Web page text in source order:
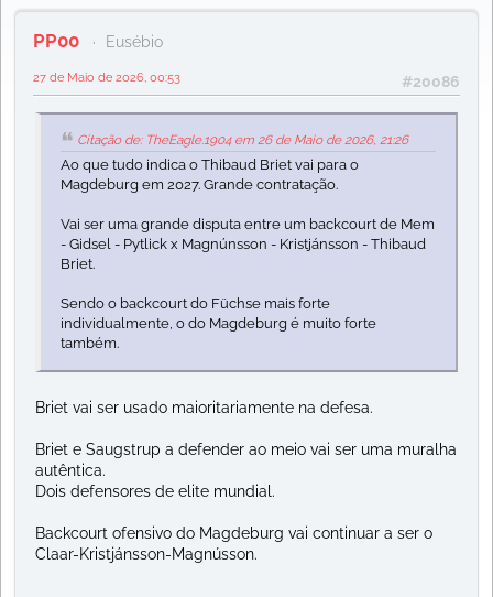
PP00 Eusébio
#20086
27 de Maio de 2026, 00:53
Citação de: TheEagle.1904 em 26 de Maio de 2026, 21:26
Ao que tudo indica o Thibaud Briet vai para o
Magdeburg em 2027. Grande contratação.
Vai ser uma grande disputa entre um backcourt de Mem
- Gidsel - Pytlick x Magnúnsson - Kristjánsson - Thibaud
Briet.
Sendo o backcourt do Füchse mais forte
individualmente, o do Magdeburg é muito forte
também.
Briet vai ser usado maioritariamente na defesa.
Briet e Saugstrup a defender ao meio vai ser uma muralha
autêntica.
Dois defensores de elite mundial.
Backcourt ofensivo do Magdeburg vai continuar a ser o
Claar-Kristjánsson-Magnússon.